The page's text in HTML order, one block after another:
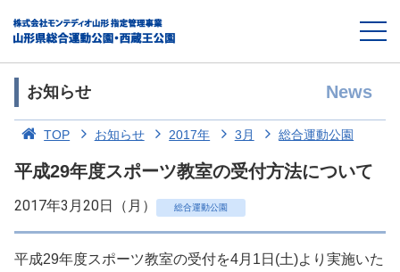
お知らせ News
TOP お知らせ 2017年 3月 総合運動公園
平成29年度スポーツ教室の受付方法について
2017年3月20日（月） 総合運動公園
平成29年度スポーツ教室の受付を4月1日(土)より実施いた